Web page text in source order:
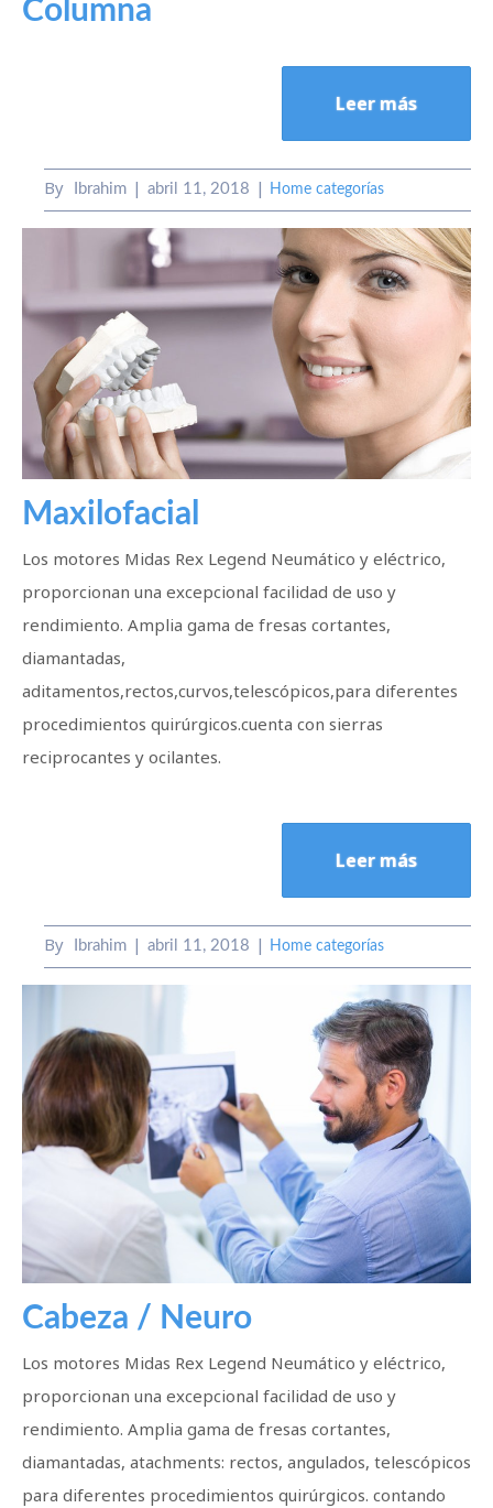
Columna
Leer más
By Ibrahim abril 11, 2018 Home categorías
Maxilofacial
Los motores Midas Rex Legend Neumático y eléctrico,
proporcionan una excepcional facilidad de uso y
rendimiento. Amplia gama de fresas cortantes,
diamantadas,
aditamentos,rectos,curvos,telescópicos,para diferentes
procedimientos quirúrgicos.cuenta con sierras
reciprocantes y ocilantes.
Leer más
By Ibrahim abril 11, 2018 Home categorías
Cabeza / Neuro
Los motores Midas Rex Legend Neumático y eléctrico,
proporcionan una excepcional facilidad de uso y
rendimiento. Amplia gama de fresas cortantes,
diamantadas, atachments: rectos, angulados, telescópicos
para diferentes procedimientos quirúrgicos. contando